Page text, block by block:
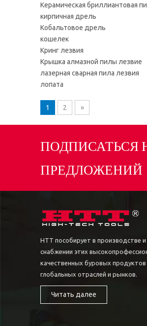
Керамическая бриллиантовая
кирпичная дрель
Кобальтовое дрель
кошелек
Кринг лезвия
Крышка алмазной пилы лезвие
лазерная сварная пила лезвия
лопата
1 2 »
ПОДПИСАТЬСЯ
ПРЕДЛОЖЕНИЙ
HTT пособирует в производстве и
снабжении этих
качественных буровых продуктов
глобальных отраслей и рынков.
Читать далее